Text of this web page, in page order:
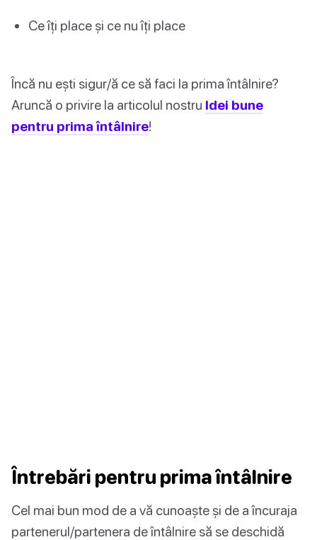
Ce îți place și ce nu îți place
Încă nu ești sigur/ă ce să faci la prima întâlnire?
Aruncă o privire la articolul nostru Idei bune
pentru prima întâlnire!
Întrebări pentru prima întâlnire
Cel mai bun mod de a vă cunoaște și de a încuraja
partenerul/partenera de întâlnire să se deschidă